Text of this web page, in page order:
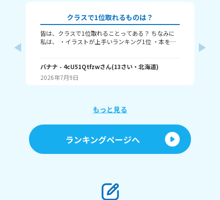
クラスで1位取れるものは？
皆は、クラスで1位取れることってある？ ちなみに
私は、 ・イラストが上手いランキング1位 ・本を読
ングで1位取れる？ 書いてくれたら嬉しいです！ じ
ゃね。
バナナ - 4cU51Qtfzwさん(13さい・ 北海道)
2026年7月9日
もっと見る
ランキングページへ